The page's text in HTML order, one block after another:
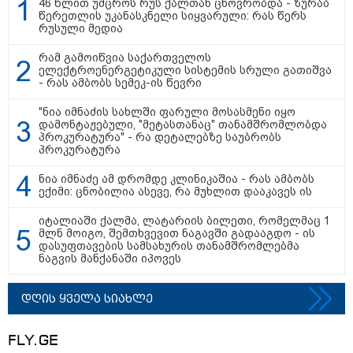
15:54 / 06-08-2026
უდანაშაულო ბავშვის ცხოვრება
დაანგრიეს"- გიგა ავალიანის
საქმეზე დაკავებული ანასტასია
კატეგორიის ყველა სიახლე
46 წლით უმცროს რუს ქალთან ცხოვრობდა - ზურაბ
წერეთლის უკანასკნელი სიყვარული: რას წერს
რუსული მედია
რამ გამოიწვია საქართველოს
ელექტროენერგეტიკული სისტემის სრული გათიშვა
- რას ამბობს სემეკ-ის წევრი
"ნია იმნაძის სახლში ფარული მოსასმენი იყო
დამონტაჟებული, "მეტასთანაც" თანამშრომლობდა
პროკურატურა" - რა დეტალებზე საუბრობს
პროკურატურა
ნია იმნაძე ამ დრომდე კლინიკაშია - რას ამბობს
ექიმი: ცნობილია ასევე, რა მუხლით დააკავეს ის
იტალიაში ქალმა, ლატარიის ბილეთი, რომელმაც 1
მლნ მოიგო, შემთხვევით ნაგავში გადააგდო - ის
დასუფთავების სამსახურის თანამშრომლებმა
ნაგვის მანქანაში იპოვეს
დღის ყველა სიახლე
FLY.GE